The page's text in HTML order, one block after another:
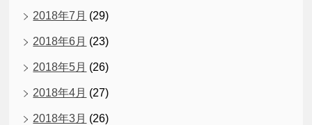
2018年7月 (29)
2018年6月 (23)
2018年5月 (26)
2018年4月 (27)
2018年3月 (26)